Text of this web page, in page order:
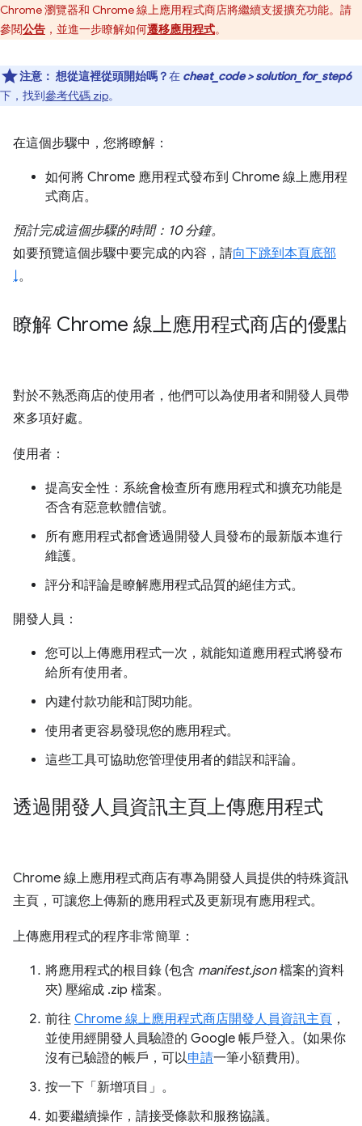
Chrome 瀏覽器和 Chrome 線上應用程式商店將繼續支援擴充功能。請
參閱公告 ，並進一步瞭解如何遷移應用程式。
注意： 想從這裡從頭開始嗎？在 cheat_code > solution_for_step6
下，找到參考代碼 zip。
在這個步驟中，您將瞭解：
如何將 Chrome 應用程式發布到 Chrome 線上應用程
式商店。
預計完成這個步驟的時間：10 分鐘。
如要預覽這個步驟中要完成的內容，請向下跳到本頁底部
↓。
瞭解 Chrome 線上應用程式商店的優點
對於不熟悉商店的使用者，他們可以為使用者和開發人員帶
來多項好處。
使用者：
提高安全性：系統會檢查所有應用程式和擴充功能是
否含有惡意軟體信號。
所有應用程式都會透過開發人員發布的最新版本進行
維護。
評分和評論是瞭解應用程式品質的絕佳方式。
開發人員：
您可以上傳應用程式一次，就能知道應用程式將發布
給所有使用者。
內建付款功能和訂閱功能。
使用者更容易發現您的應用程式。
這些工具可協助您管理使用者的錯誤和評論。
透過開發人員資訊主頁上傳應用程式
Chrome 線上應用程式商店有專為開發人員提供的特殊資訊
主頁，可讓您上傳新的應用程式及更新現有應用程式。
上傳應用程式的程序非常簡單：
將應用程式的根目錄 (包含 manifest.json檔案的資料
夾) 壓縮成 .zip 檔案。
前往 Chrome 線上應用程式商店開發人員資訊主頁 ，
並使用經開發人員驗證的 Google 帳戶登入。(如果你
沒有已驗證的帳戶，可以申請一筆小額費用)。
按一下「新增項目」 。
如要繼續操作，請接受條款和服務協議。